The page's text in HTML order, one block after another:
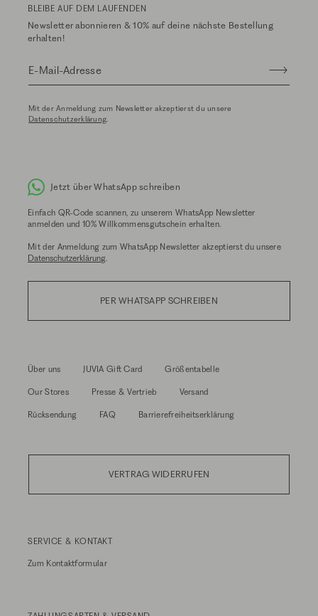
BLEIBE AUF DEM LAUFENDEN
Newsletter abonnieren & 10% auf deine nächste Bestellung
erhalten!
E-Mail-Adresse
Mit der Anmeldung zum Newsletter akzeptierst du unsere
Datenschutzerklärung.
Jetzt über WhatsApp schreiben
Einfach QR-Code scannen, zu unserem WhatsApp Newsletter
anmelden und 10% Willkommensgutschein erhalten.
Mit der Anmeldung zum WhatsApp Newsletter akzeptierst du unsere
Datenschutzerklärung.
PER WHATSAPP SCHREIBEN
Über uns JUVIA Gift Card Größentabelle
Our Stores Presse & Vertrieb Versand
Rücksendung FAQ Barrierefreiheitserklärung
VERTRAG WIDERRUFEN
SERVICE & KONTAKT
Zum Kontaktformular